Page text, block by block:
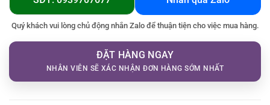
Quý khách vui lòng chủ động nhắn Zalo để thuận tiện cho việc mua hàng.
ĐẶT HÀNG NGAY
NHÂN VIÊN SẼ XÁC NHẬN ĐƠN HÀNG SỚM NHẤT